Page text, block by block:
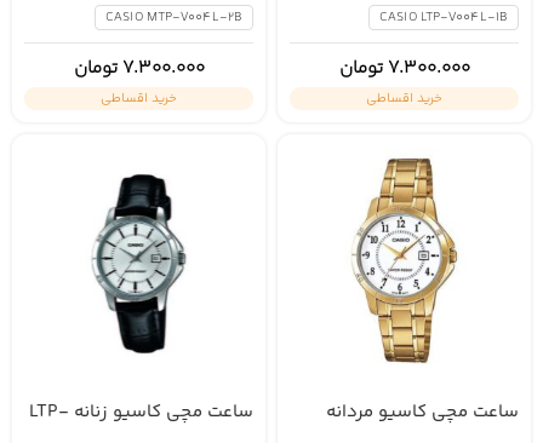
CASIO LTP-V004L-1B
7.300.000 تومان
خرید اقساطی
CASIO MTP-V004L-2B
7.300.000 تومان
خرید اقساطی
ساعت مچی کاسیو مردانه
ساعت مچی کاسیو زنانه LTP-